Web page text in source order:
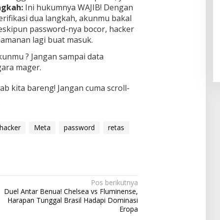
Ini hukumnya WAJIB! Dengan
dua langkah, akunmu bakal
password-nya bocor, hacker
lagi buat masuk.
? Jangan sampai data
mager.
kita bareng! Jangan cuma scroll-
hacker Meta password
retas
Pos berikutnya
Duel Antar Benua! Chelsea vs Fluminense,
Harapan Tunggal Brasil Hadapi Dominasi
Eropa
Pendaftaran Istana Dibuka,
Warga Berebut Kuota
09:13 WIB